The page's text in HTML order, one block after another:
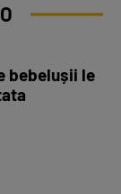
bebelușii le